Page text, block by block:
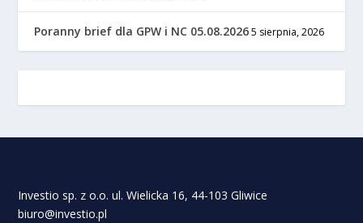
Poranny brief dla GPW i NC 05.08.2026 5 sierpnia, 2026
Investio sp. z o.o. ul. Wielicka 16, 44-103 Gliwice
biuro@investio.pl